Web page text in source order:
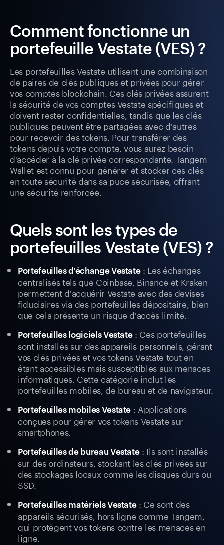
Comment fonctionne un
portefeuille Vestate (VES) ?
Les portefeuilles Vestate utilisent une combinaison
de paires de clés publiques et privées pour gérer
vos comptes blockchain. Ces clés privées assurent
la sécurité de vos comptes Vestate spécifiques et
doivent rester confidentielles, tandis que les clés
publiques peuvent être partagées avec d'autres
pour recevoir des tokens. Pour transférer des
tokens depuis votre compte, vous aurez besoin
d'accéder à la clé privée correspondante. Tangem
Wallet est connu pour générer et stocker ces clés
en toute sécurité dans sa puce sécurisée, offrant
une sécurité renforcée.
Quels sont les types de
portefeuilles Vestate (VES) ?
Portefeuilles d'échange Vestate: Les échanges
centralisés tels que Coinbase, Binance et Kraken
permettent d'acquérir Vestate avec des devises
fiduciaires via des portefeuilles dépositaire, bien
que cela présente un risque d'accès limité.
Portefeuilles logiciels Vestate: Ces portefeuilles
sont installés sur des appareils personnels, gérant
vos clés privées et vos tokens Vestate tout en
étant accessibles mais susceptibles aux menaces
informatiques. Cette catégorie inclut les
portefeuilles mobiles, de bureau et de navigateur.
Portefeuilles mobiles Vestate : Applications
conçues pour gérer vos tokens Vestate sur
smartphones.
Portefeuilles de bureau Vestate: Ils sont installés
sur des ordinateurs, stockant les clés privées sur
des stockages locaux comme les disques durs ou
SSD.
Portefeuilles matériels Vestate: Ce sont des
appareils sécurisés, hors ligne comme Tangem,
qui protègent vos tokens contre les menaces en
ligne.